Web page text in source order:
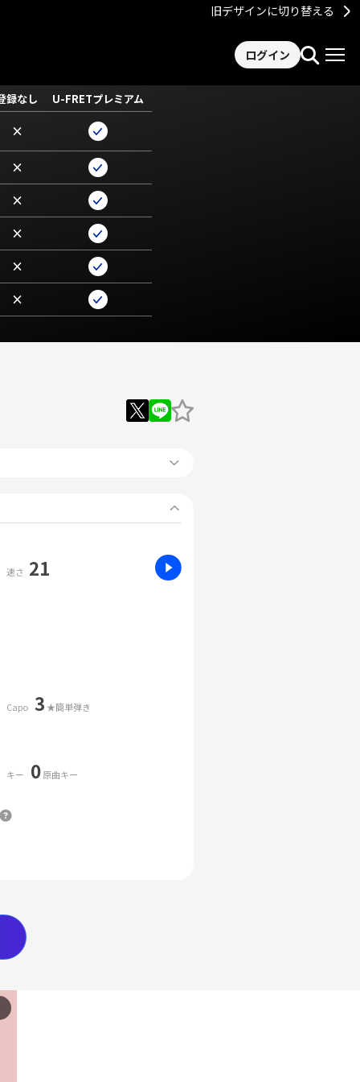
旧デザインに切り替える
ログイン
録なし U-FRETプレミアム
×
×
×
×
×
×
速さ 21
Capo 3 ★簡単弾き
キー 0原曲キー